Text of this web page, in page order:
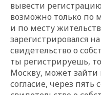
вывести
возможно только по
и по месту
зарегистрировался
свидетельство о
ты регистрируешь,
Москву, может зайти
согласие, через пять